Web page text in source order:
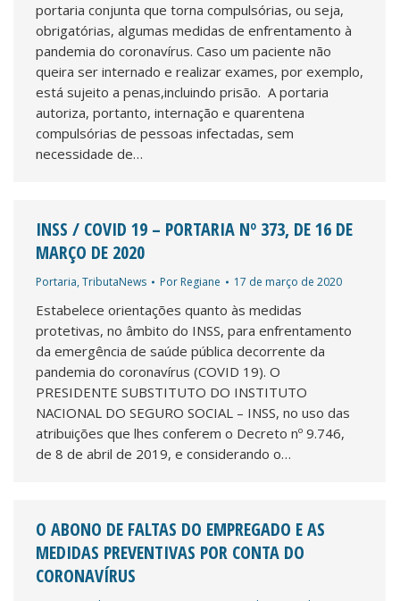
portaria conjunta que torna compulsórias, ou seja,
obrigatórias, algumas medidas de enfrentamento à
pandemia do coronavírus. Caso um paciente não
queira ser internado e realizar exames, por exemplo,
está sujeito a penas,incluindo prisão. A portaria
autoriza, portanto, internação e quarentena
compulsórias de pessoas infectadas, sem
necessidade de…
INSS / COVID 19 – PORTARIA Nº 373, DE 16 DE
MARÇO DE 2020
Portaria,TributaNews Por Regiane 17 de março de 2020
Estabelece orientações quanto às medidas
protetivas, no âmbito do INSS, para enfrentamento
da emergência de saúde pública decorrente da
pandemia do coronavírus (COVID 19). O
PRESIDENTE SUBSTITUTO DO INSTITUTO
NACIONAL DO SEGURO SOCIAL – INSS, no uso das
atribuições que lhes conferem o Decreto nº 9.746,
de 8 de abril de 2019, e considerando o…
O ABONO DE FALTAS DO EMPREGADO E AS
MEDIDAS PREVENTIVAS POR CONTA DO
CORONAVÍRUS